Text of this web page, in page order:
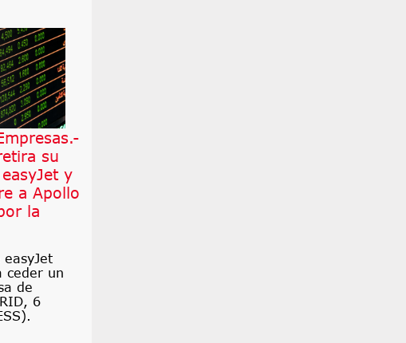
su
y
a Apollo
la
easyJet
ceder un
de
6